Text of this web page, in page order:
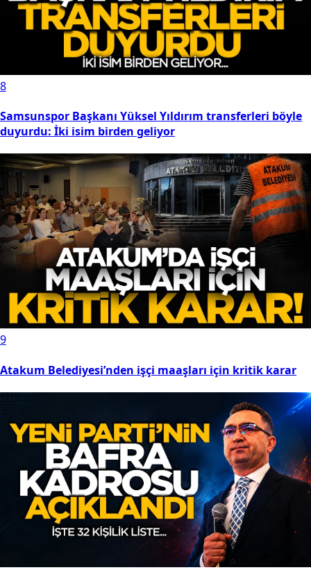
8
Samsunspor Başkanı Yüksel Yıldırım transferleri böyle
duyurdu: İki isim birden geliyor
9
Atakum Belediyesi’nden işçi maaşları için kritik karar